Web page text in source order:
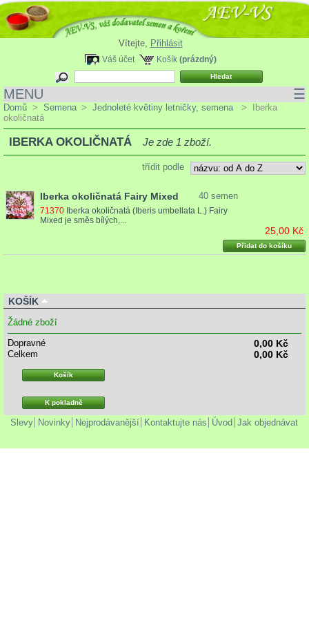
Vítejte, Přihlásit
Košík (prázdný)
Váš účet
MENU ☰
Domů > Semena > Jednoleté květiny letničky, semena >
Iberka
okoličnatá
IBERKA OKOLIČNATÁ Je zde 1 zboží.
třídit podle
Iberka okoličnatá Fairy Mixed 40 semen
71370 Iberka okoličnatá (Iberis umbellata L.) Fairy
Mixed je směs bílých,...
25,00 Kč
Přidat do košíku
KOŠÍK
Žádné zboží
Dopravné
0,00 Kč
Celkem 0,00 Kč
Košík
K pokladně
Slevy Novinky Nejprodávanější Kontaktujte nás Úvod Jak objednávat